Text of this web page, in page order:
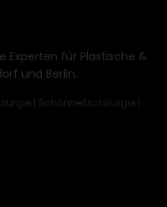
Experten für Plastische &
und Berlin.
| Schönheitschirurgie |